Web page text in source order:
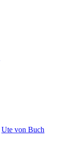
Ute von Buch